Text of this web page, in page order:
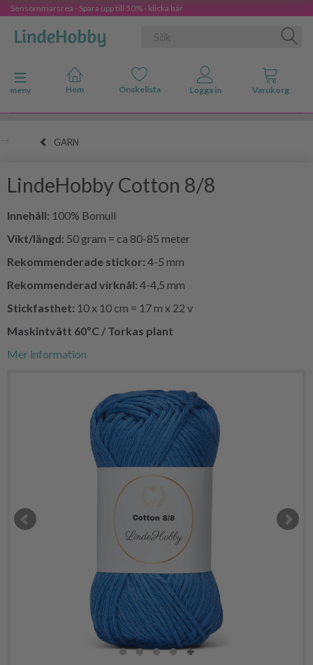
Sensommarsrea - Spara upp till 50% - klicka här
Ändra navigering
meny
GARN
LindeHobby Cotton 8/8
Innehåll: 100% Bomull
Vikt/längd: 50 gram = ca 80-85 meter
Rekommenderade stickor: 4-5 mm
Rekommenderad virknål: 4-4,5 mm
Stickfasthet: 10 x 10 cm = 17 m x 22 v
Maskintvätt 60ºC / Torkas plant
Mer information